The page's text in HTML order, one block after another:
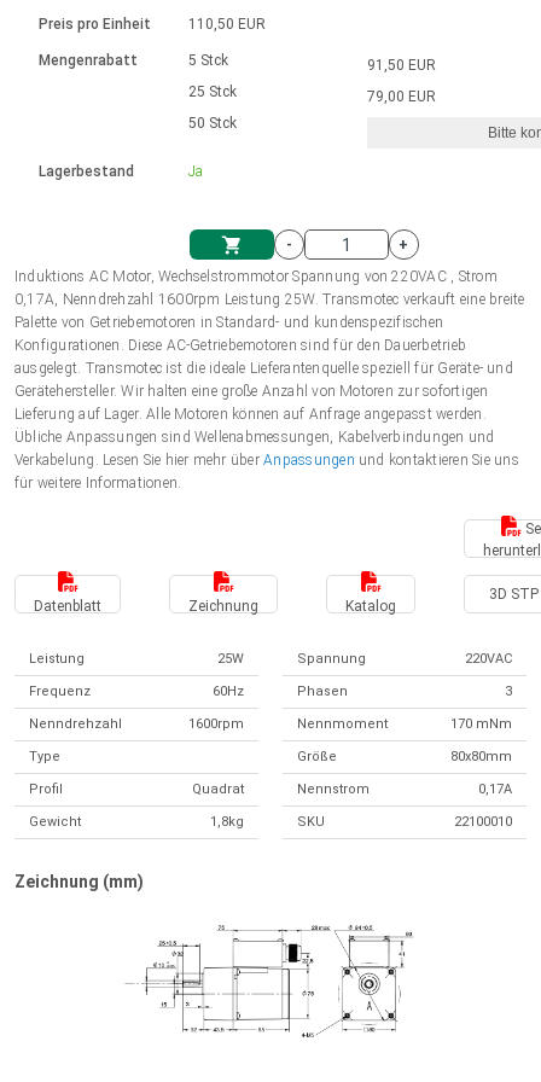
Einheitssystem
Einkaufswagen
Hubmagnete
230 - 50 Hz | 110 - 60 Hz
Drehzahlregelung für die AIS-Serie
Bürstenlose Gleichstrommotoren
mit Planetengetriebe und internem
Ø 28-42| 1-1400 rpm | <= 290Ncm
Bürstenlose DC Motor Controller
Gleichstrommotoren mit
Schneckengetriebe und Bürsten
Ø43-124mm | 31-425rpm | ≤ 41Nm
Treiber für Gleichstrommotoren mit
Synchron-Asynchron | für 1-4 Elektrozylinder
Synchron-Asynchron | für 1-4 Elektrozylinder
Français (EUR)
Polski (EUR)
Norsk (NOK)
Suomi (EUR)
Svenska (SEK)
Preis pro Einheit
Mengenrabatt
Lagerbestand
110,50 EUR
5 Stck
25 Stck
50 Stck
Ja
91,50 EUR
79,00 EUR
Bitte
-
+
Induktions AC Motor, Wechselstrommotor Spannung von 220VAC , Strom
0,17A, Nenndrehzahl 1600rpm Leistung 25W. Transmotec verkauft eine breite
Palette von Getriebemotoren in Standard- und kundenspezifischen
Konfigurationen. Diese AC-Getriebemotoren sind für den Dauerbetrieb
ausgelegt. Transmotec ist die ideale Lieferantenquelle speziell für Geräte- und
Gerätehersteller. Wir halten eine große Anzahl von Motoren zur sofortigen
Lieferung auf Lager. Alle Motoren können auf Anfrage angepasst werden.
Übliche Anpassungen sind Wellenabmessungen, Kabelverbindungen und
Verkabelung. Lesen Sie hier mehr überAnpassungen und kontaktieren Sie uns
für weitere Informationen.
Datenblatt Zeichnung Katalog
3D STP
Leistung 25W Spannung 220VAC
Frequenz 60Hz Phasen 3
Nenndrehzahl 1600rpm Nennmoment 170 mNm
Type Größe 80x80mm
Profil Quadrat Nennstrom 0,17A
Gewicht 1,8kg SKU 22100010
Zeichnung (mm)